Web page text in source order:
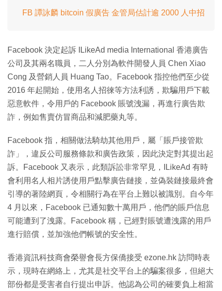
FB 譚詠麟 bitcoin 假廣告 金管局估計逾 2000 人中招
Facebook 決定起訴 ILikeAd media International 香港廣告
公司及其兩名職員，二人分別為軟件開發人員 Chen Xiao
Cong 及營銷人員 Huang Tao。Facebook 指控他們至少從
2016 年起開始，使用名人招徠等方法利誘，欺騙用戶下載
惡意軟件，令用戶的 Facebook 賬號洩漏，再進行廣告欺
詐，例如售賣仿冒商品和減肥藥丸等。
Facebook 指，相關做法騎劫其他用戶，屬「賬戶接管欺
詐」，違反公司服務條款和廣告政策，因此決定對其提出起
訴。Facebook 又表示，此類訴訟非常罕見，ILikeAd 有時
會利用名人相片誘使用戶點擊廣告鏈接，並偽裝鏈接最終會
引導的著陸網頁，令相關行為在平台上難以被識別。自今年
4 月以來，Facebook 已通知數十萬用戶，他們的賬戶信息
可能遭到了洩露。Facebook 稱，已經對賬號遭洩露的用戶
進行賠償，並加強他們帳號的安全性。
香港資訊科技商會榮譽會長方保僑接受 ezone.hk 訪問時表
示，現時在網絡上，尤其是社交平台上的騙案很多，但絕大
部份都是受害者自行提出申訴。他認為公司的確要負上相當